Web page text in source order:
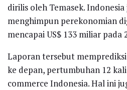
dirilis oleh Temasek.
menghimpun perekonomian
mencapai US$ 133 miliar pada
Laporan tersebut
ke depan, pertumbuhan 12
commerce Indonesia. Hal ini